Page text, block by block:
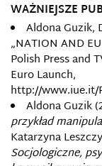
WAŻNIEJSZE
Aldona Guzik,
„NATION AND
Polish Press and
Euro Launch,
http://www.iue.it/
Aldona Guzik
przykład
Katarzyna
Socjologiczne,